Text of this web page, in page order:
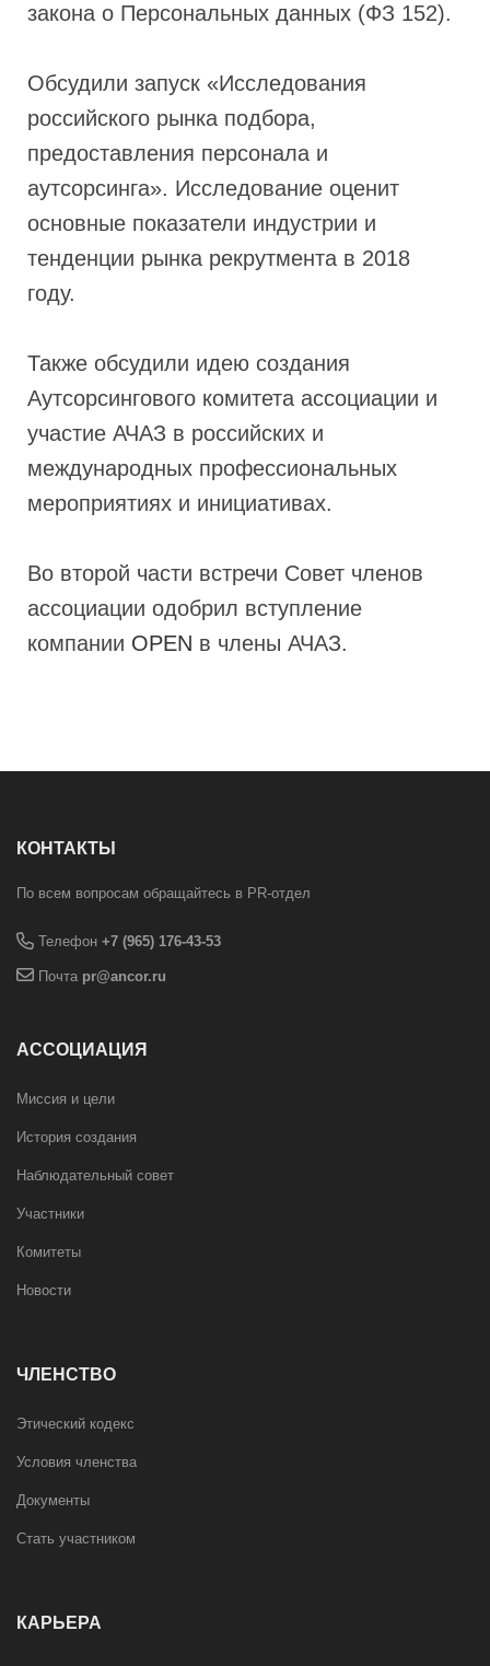
закона о Персональных данных (ФЗ 152).
Обсудили запуск «Исследования
российского рынка подбора,
предоставления персонала и
аутсорсинга». Исследование оценит
основные показатели индустрии и
тенденции рынка рекрутмента в 2018
году.
Также обсудили идею создания
Аутсорсингового комитета ассоциации и
участие АЧАЗ в российских и
международных профессиональных
мероприятиях и инициативах.
Во второй части встречи Совет членов
ассоциации одобрил вступление
компании OPEN в члены АЧАЗ.
КОНТАКТЫ
По всем вопросам обращайтесь в PR-отдел
Телефон +7 (965) 176-43-53
Почта pr@ancor.ru
АССОЦИАЦИЯ
Миссия и цели
История создания
Наблюдательный совет
Участники
Комитеты
Новости
ЧЛЕНСТВО
Этический кодекс
Условия членства
Документы
Стать участником
КАРЬЕРА